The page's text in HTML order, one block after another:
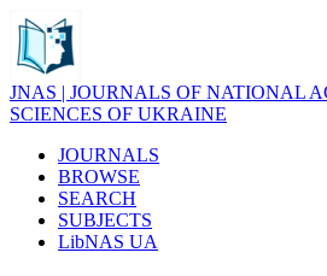
JNAS | JOURNALS OF NATIONAL
SCIENCES OF UKRAINE
JOURNALS
BROWSE
SEARCH
SUBJECTS
LibNAS UA